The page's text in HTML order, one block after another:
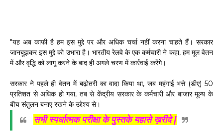
"यह अब काफी है हम इस मुद्दे पर और अधिक चर्चा नहीं करना चाहते हैं। सरकार
जानबूझकर इस मुद्दे को उभारा है। भारतीय रेलवे के एक कर्मचारी ने कहा, हम मूल वेतन
में और वृद्धि को लागू करने के बाद ही अगले चरण में कार्रवाई करेंगे।
सरकार ने पहले ही वेतन में बढ़ोतरी का वादा किया था, जब महंगाई भत्ते (डीए) 50
प्रतिशत से अधिक हो गया, तब से केंद्रीय सरकार के कर्मचारी और बाजार मूल्य के
बीच संतुलन बनाए रखने के उद्देश्य से।
सभी स्पर्धात्मक परीक्षा के पुस्तके यहासे ख़रीदे |